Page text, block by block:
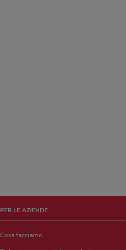
PER LE AZIENDE
Cosa facciamo